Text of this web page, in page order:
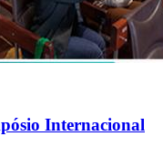
Internacional